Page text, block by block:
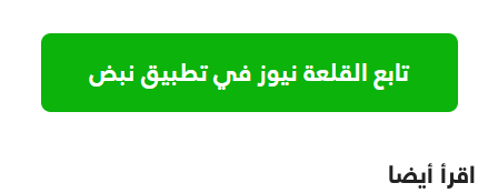
اقرأ أيضا